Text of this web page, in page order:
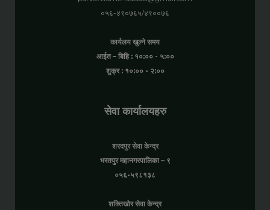
०५६-४९०७६५/४९००७६
कार्यलय खुल्ने समय
आईत – बिहि : १०:०० - ५:००
शुक्र : १०:०० - २:००
सेवा कार्यालयहरु
शरदपुर सेवा केन्द्र
भरतपुर महानगरपालिका – ९
०५६-५९८१३८
शक्तिखोर सेवा केन्द्र